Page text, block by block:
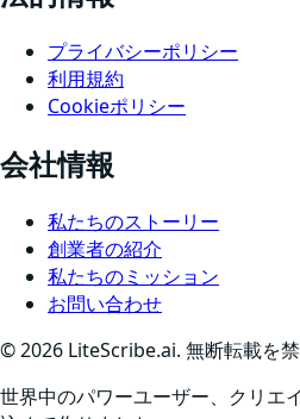
プライバシーポリシー
利用規約
Cookieポリシー
会社情報
私たちのストーリー
創業者の紹介
私たちのミッション
お問い合わせ
©2026 LiteScribe.ai. 無断転載を禁
世界中のパワーユーザー、クリエ